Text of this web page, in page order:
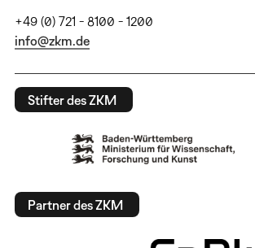
+49 (0) 721 - 8100 - 1200
info@zkm.de
Stifter des ZKM
Partner des ZKM